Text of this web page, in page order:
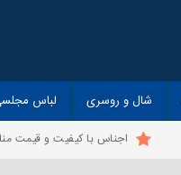
شال و روسری لباس
اجناس با کیفیت و قیمت